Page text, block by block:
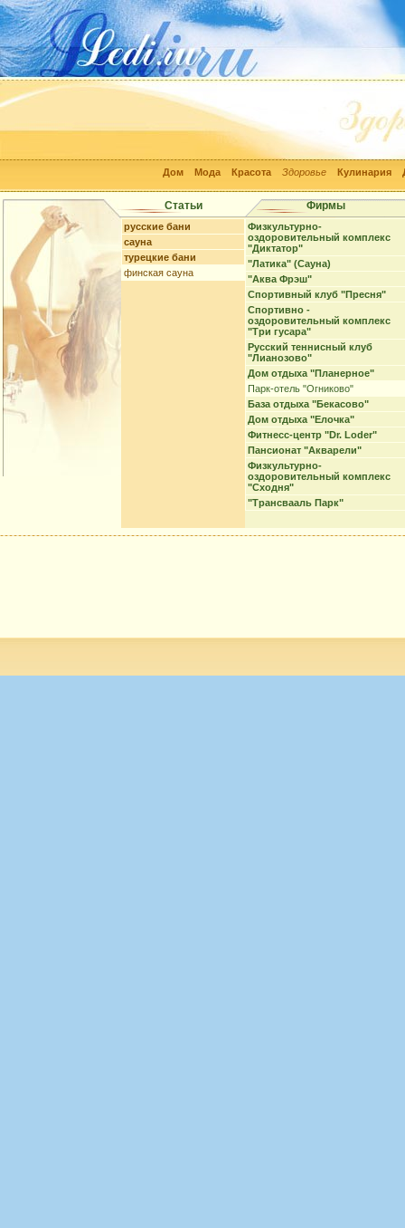
Дом Мода Красота Здоровье Кулинария
Статьи Фирмы
русские бани
сауна
турецкие бани
финская сауна
Физкультурно-
оздоровительный комплекс
"Диктатор"
"Латика" (Сауна)
"Аква Фрэш"
Спортивный клуб "Пресня"
Спортивно -
оздоровительный комплекс
"Три гусара"
Русский теннисный клуб
"Лианозово"
Дом отдыха "Планерное"
Парк-отель "Огниково"
База отдыха "Бекасово"
Дом отдыха "Елочка"
Фитнесс-центр "Dr. Loder"
Пансионат "Акварели"
Физкультурно-
оздоровительный комплекс
"Сходня"
"Трансвааль Парк"